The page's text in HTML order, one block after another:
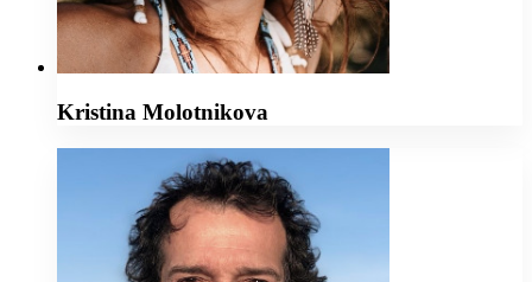
Kristina Molotnikova